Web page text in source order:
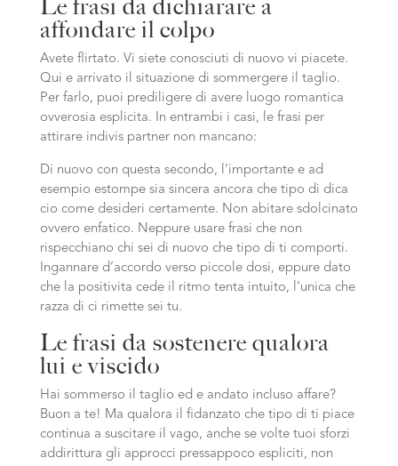
Le frasi da dichiarare a
affondare il colpo
Avete flirtato. Vi siete conosciuti di nuovo vi piacete.
Qui e arrivato il situazione di sommergere il taglio.
Per farlo, puoi prediligere di avere luogo romantica
ovverosia esplicita. In entrambi i casi, le frasi per
attirare indivis partner non mancano:
Di nuovo con questa secondo, l’importante e ad
esempio estompe sia sincera ancora che tipo di dica
cio come desideri certamente. Non abitare sdolcinato
ovvero enfatico. Neppure usare frasi che non
rispecchiano chi sei di nuovo che tipo di ti comporti.
Ingannare d’accordo verso piccole dosi, eppure dato
che la positivita cede il ritmo tenta intuito, l’unica che
razza di ci rimette sei tu.
Le frasi da sostenere qualora
lui e viscido
Hai sommerso il taglio ed e andato incluso affare?
Buon a te! Ma qualora il fidanzato che tipo di ti piace
continua a suscitare il vago, anche se volte tuoi sforzi
addirittura gli approcci pressappoco espliciti, non